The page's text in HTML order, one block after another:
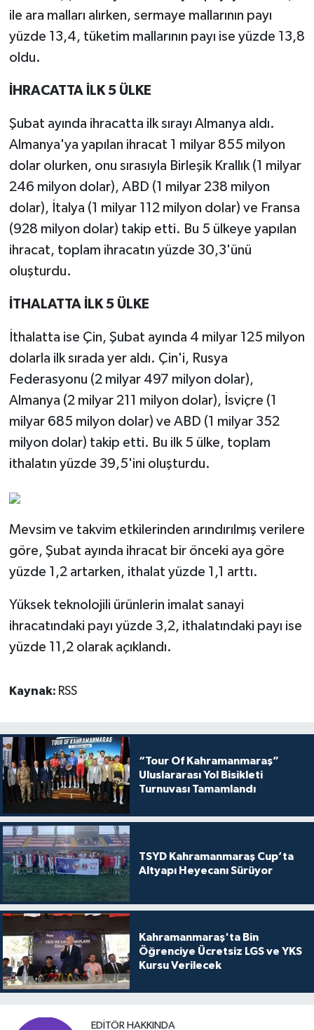
ile ara malları alırken, sermaye mallarının payı
yüzde 13,4, tüketim mallarının payı ise yüzde 13,8
oldu.
İHRACATTA İLK 5 ÜLKE
Şubat ayında ihracatta ilk sırayı Almanya aldı.
Almanya'ya yapılan ihracat 1 milyar 855 milyon
dolar olurken, onu sırasıyla Birleşik Krallık (1 milyar
246 milyon dolar), ABD (1 milyar 238 milyon
dolar), İtalya (1 milyar 112 milyon dolar) ve Fransa
(928 milyon dolar) takip etti. Bu 5 ülkeye yapılan
ihracat, toplam ihracatın yüzde 30,3'ünü
oluşturdu.
İTHALATTA İLK 5 ÜLKE
İthalatta ise Çin, Şubat ayında 4 milyar 125 milyon
dolarla ilk sırada yer aldı. Çin'i, Rusya
Federasyonu (2 milyar 497 milyon dolar),
Almanya (2 milyar 211 milyon dolar), İsviçre (1
milyar 685 milyon dolar) ve ABD (1 milyar 352
milyon dolar) takip etti. Bu ilk 5 ülke, toplam
ithalatın yüzde 39,5'ini oluşturdu.
Mevsim ve takvim etkilerinden arındırılmış verilere
göre, Şubat ayında ihracat bir önceki aya göre
yüzde 1,2 artarken, ithalat yüzde 1,1 arttı.
Yüksek teknolojili ürünlerin imalat sanayi
ihracatındaki payı yüzde 3,2, ithalatındaki payı ise
yüzde 11,2 olarak açıklandı.
Kaynak: RSS
“Tour Of Kahramanmaraş”
Uluslararası Yol Bisikleti
Turnuvası Tamamlandı
TSYD Kahramanmaraş Cup’ta
Altyapı Heyecanı Sürüyor
Kahramanmaraş'ta Bin
Öğrenciye Ücretsiz LGS ve YKS
Kursu Verilecek
EDITÖR HAKKINDA